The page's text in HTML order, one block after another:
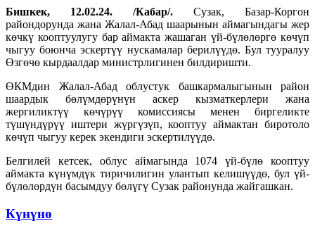
Бишкек, 12.02.24. /Кабар/. Сузак, Базар-Коргон
райондорунда жана Жалал-Абад шаарынын аймагындагы жер
көчкү кооптуулугу бар аймакта жашаган үй-бүлөлөргө көчүп
чыгуу боюнча эскертүү нускамалар берилүүдө. Бул тууралуу
Өзгөчө кырдаалдар министрлигинен билдиришти.
ӨКМдин Жалал-Абад облустук башкармалыгынын район
шаардык бөлүмдөрүнүн аскер кызматкерлери жана
жергиликтүү көчүрүү комиссиясы менен биргеликте
түшүндүрүү иштери жүргүзүп, кооптуу аймактан биротоло
көчүп чыгуу керек экендиги эскертилүүдө.
Белгилей кетсек, облус аймагында 1074 үй-бүлө кооптуу
аймакта күнүмдүк тиричилигин улантып келишүүдө, бул үй-
бүлөлөрдүн басымдуу бөлүгү Сузак районунда жайгашкан.
Күнүнө